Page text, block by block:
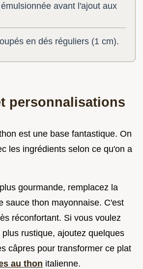
avant l'ajout aux
en dés réguliers (1 cm).
personnalisations
est une base fantastique. On
les ingrédients selon ce qu'on a
gourmande, remplacez la
sauce thon mayonnaise. C'est
réconfortant. Si vous voulez
rustique, ajoutez quelques
câpres pour transformer ce plat
au thon italienne.